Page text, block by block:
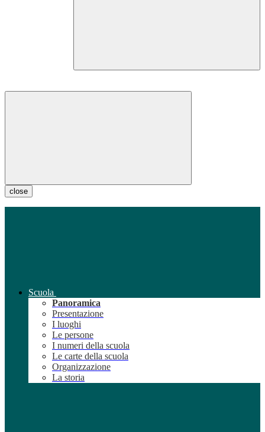
close
Scuola
Panoramica
Presentazione
I luoghi
Le persone
I numeri della scuola
Le carte della scuola
Organizzazione
La storia